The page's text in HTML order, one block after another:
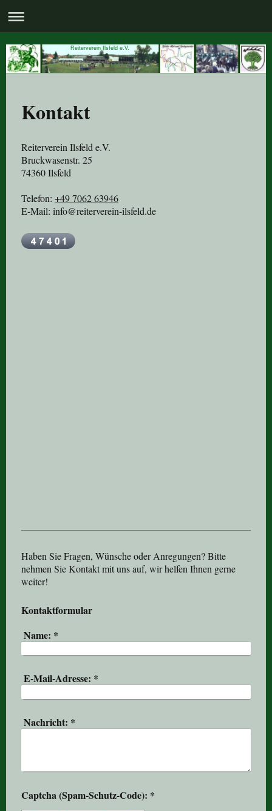
Reiterverein Ilsfeld e.V.
Kontakt
Reiterverein Ilsfeld e.V.
Bruckwasenstr. 25
74360Ilsfeld
Telefon: +49 7062 63946
E-Mail: info@reiterverein-ilsfeld.de
Haben Sie Fragen, Wünsche oder Anregungen? Bitte
nehmen Sie Kontakt mit uns auf, wir helfen Ihnen gerne
weiter!
Kontaktformular
Name: *
E-Mail-Adresse: *
Nachricht: *
Captcha (Spam-Schutz-Code): *